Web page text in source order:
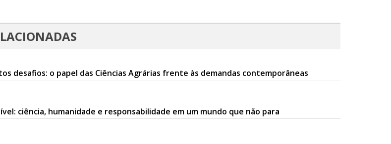
desafios: o papel das Ciências Agrárias frente às demandas contemporâneas
ciência, humanidade e responsabilidade em um mundo que não para